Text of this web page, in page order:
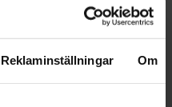
Reklaminställningar Om
och Fiske